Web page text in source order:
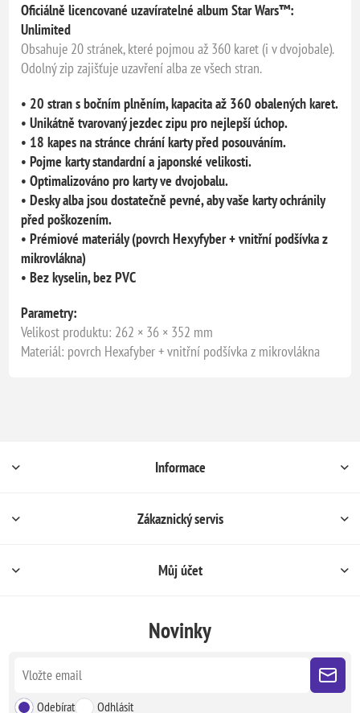
Oficiálně licencované uzavíratelné album Star Wars™:
Unlimited
Obsahuje 20 stránek, které pojmou až 360 karet (i v dvojobale).
Odolný zip zajišťuje uzavření alba ze všech stran.
• 20 stran s bočním plněním, kapacita až 360 obalených karet.
• Unikátně tvarovaný jezdec zipu pro nejlepší úchop.
• 18 kapes na stránce chrání karty před posouváním.
• Pojme karty standardní a japonské velikosti.
• Optimalizováno pro karty ve dvojobalu.
• Desky alba jsou dostatečně pevné, aby vaše karty ochránily
před poškozením.
• Prémiové materiály (povrch Hexyfyber + vnitřní podšívka z
mikrovlákna)
• Bez kyselin, bez PVC
Parametry:
Velikost produktu: 262 × 36 × 352 mm
Materiál: povrch Hexafyber + vnitřní podšívka z mikrovlákna
Informace
Zákaznický servis
Můj účet
Novinky
Odebírat Odhlásit